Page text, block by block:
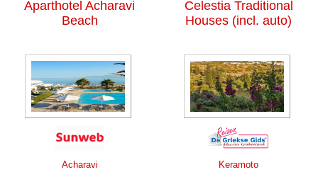
Aparthotel Acharavi
Beach
Acharavi
Celestia Traditional
Houses (incl. auto)
Keramoto